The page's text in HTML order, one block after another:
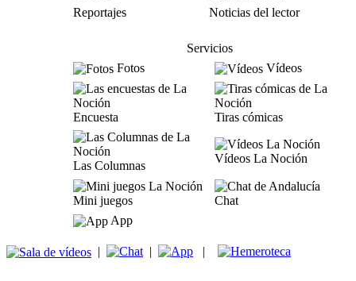
Reportajes
Noticias del lector
Servicios
Fotos
Vídeos
Encuesta Tiras cómicas
Las Columnas
Vídeos La Noción
Mini juegos
Chat
App
| | |